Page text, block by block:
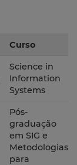
Curso
Science in
Information
Systems
Pós-
graduação
em SIG e
Metodologias
para